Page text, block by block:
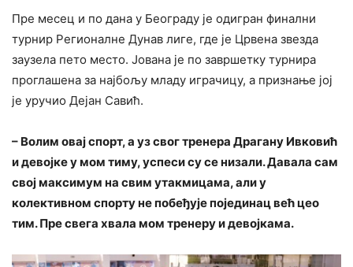
Пре месец и по дана у Београду је одигран финални
турнир Регионалне Дунав лиге, где је Црвена звезда
заузела пето место. Јована је по завршетку турнира
проглашена за најбољу младу играчицу, а признање јој
је уручио Дејан Савић.
– Волим овај спорт, а уз свог тренера Драгану Ивковић
и девојке у мом тиму, успеси су се низали. Давала сам
свој максимум на свим утакмицама, али у
колективном спорту не побеђује појединац већ цео
тим. Пре свега хвала мом тренеру и девојкама.